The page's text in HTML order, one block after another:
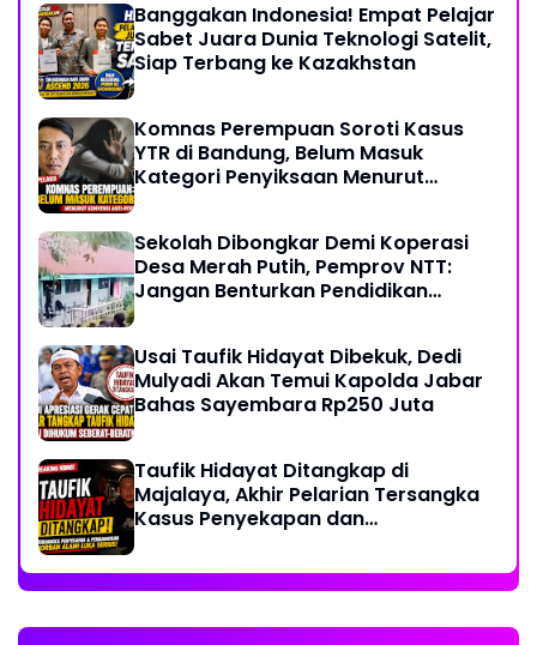
Banggakan Indonesia! Empat Pelajar
Sabet Juara Dunia Teknologi Satelit,
Siap Terbang ke Kazakhstan
Komnas Perempuan Soroti Kasus
YTR di Bandung, Belum Masuk
Kategori Penyiksaan Menurut
Sekolah Dibongkar Demi Koperasi
Desa Merah Putih, Pemprov NTT:
Jangan Benturkan Pendidikan
Usai Taufik Hidayat Dibekuk, Dedi
Mulyadi Akan Temui Kapolda Jabar
Bahas Sayembara Rp250 Juta
Taufik Hidayat Ditangkap di
Majalaya, Akhir Pelarian Tersangka
Kasus Penyekapan dan